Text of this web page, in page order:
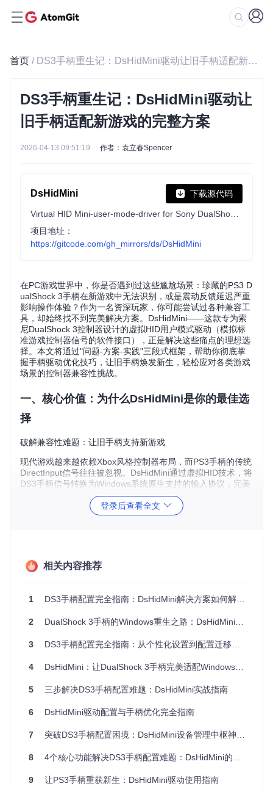
首页 / DS3手柄重生记：DsHidMini驱动让旧手柄适配新游戏的完整方案
DS3手柄重生记：DsHidMini驱动让
旧手柄适配新游戏的完整方案
2026-04-13 09:51:19 作者：袁立春Spencer
DsHidMini 下载源代码
项目地址：
https://gitcode.com/gh_mirrors/ds/DsHidMini
在PC游戏世界中，你是否遇到过这些尴尬场景：珍藏的PS3 D
ualShock 3手柄在新游戏中无法识别，或是震动反馈延迟严重
影响操作体验？作为一名资深玩家，你可能尝试过各种兼容工
具，却始终找不到完美解决方案。DsHidMini——这款专为索
尼DualShock 3控制器设计的虚拟HID用户模式驱动（模拟标
准游戏控制器信号的软件接口），正是解决这些痛点的理想选
择。本文将通过"问题-方案-实践"三段式框架，帮助你彻底掌
握手柄驱动优化技巧，让旧手柄焕发新生，轻松应对各类游戏
场景的控制器兼容性挑战。
一、核心价值：为什么DsHidMini是你的最佳选
择
破解兼容性难题：让旧手柄支持新游戏
现代游戏越来越依赖Xbox风格控制器布局，而PS3手柄的传统
DirectInput信号往往被忽视。DsHidMini通过虚拟HID技术，将
DS3手柄信号转换为Windows系统原生支持的输入协议，完美
解决以下核心问题：
：全面支持Windows 10 1809及以上版本，包括
性能表现：低于5ms的输入延迟，远超同类解决方案
能够模拟多种控制器类型，是解决硬件兼容性问题的行业标准
超越原厂功能：自定义你的游戏体验
DsHidMini不仅解决兼容性问题，更通过丰富的自定义选项让
性
传统驱
动
DsHidMini 优势说明
设备模
单一固
4种可切换模式
适应不同游戏需
震动控
整体调
节
左右马达独立控
射
局
全自定义映射
惯
登录后查看全文
相关内容推荐
1 DS3手柄配置完全指南：DsHidMini解决方案如何解决Windows兼容性难题
2 DualShock 3手柄的Windows重生之路：DsHidMini驱动技术解析与实战指南
3 DS3手柄配置完全指南：从个性化设置到配置迁移的实用技巧
4 DsHidMini：让DualShock 3手柄完美适配Windows的开源解决方案
5 三步解决DS3手柄配置难题：DsHidMini实战指南
6 DsHidMini驱动配置与手柄优化完全指南
7 突破DS3手柄配置困境：DsHidMini设备管理中枢神经系统完整指南
8 4个核心功能解决DS3手柄配置难题：DsHidMini的配置文件管理创新实践
9 让PS3手柄重获新生：DsHidMini驱动使用指南